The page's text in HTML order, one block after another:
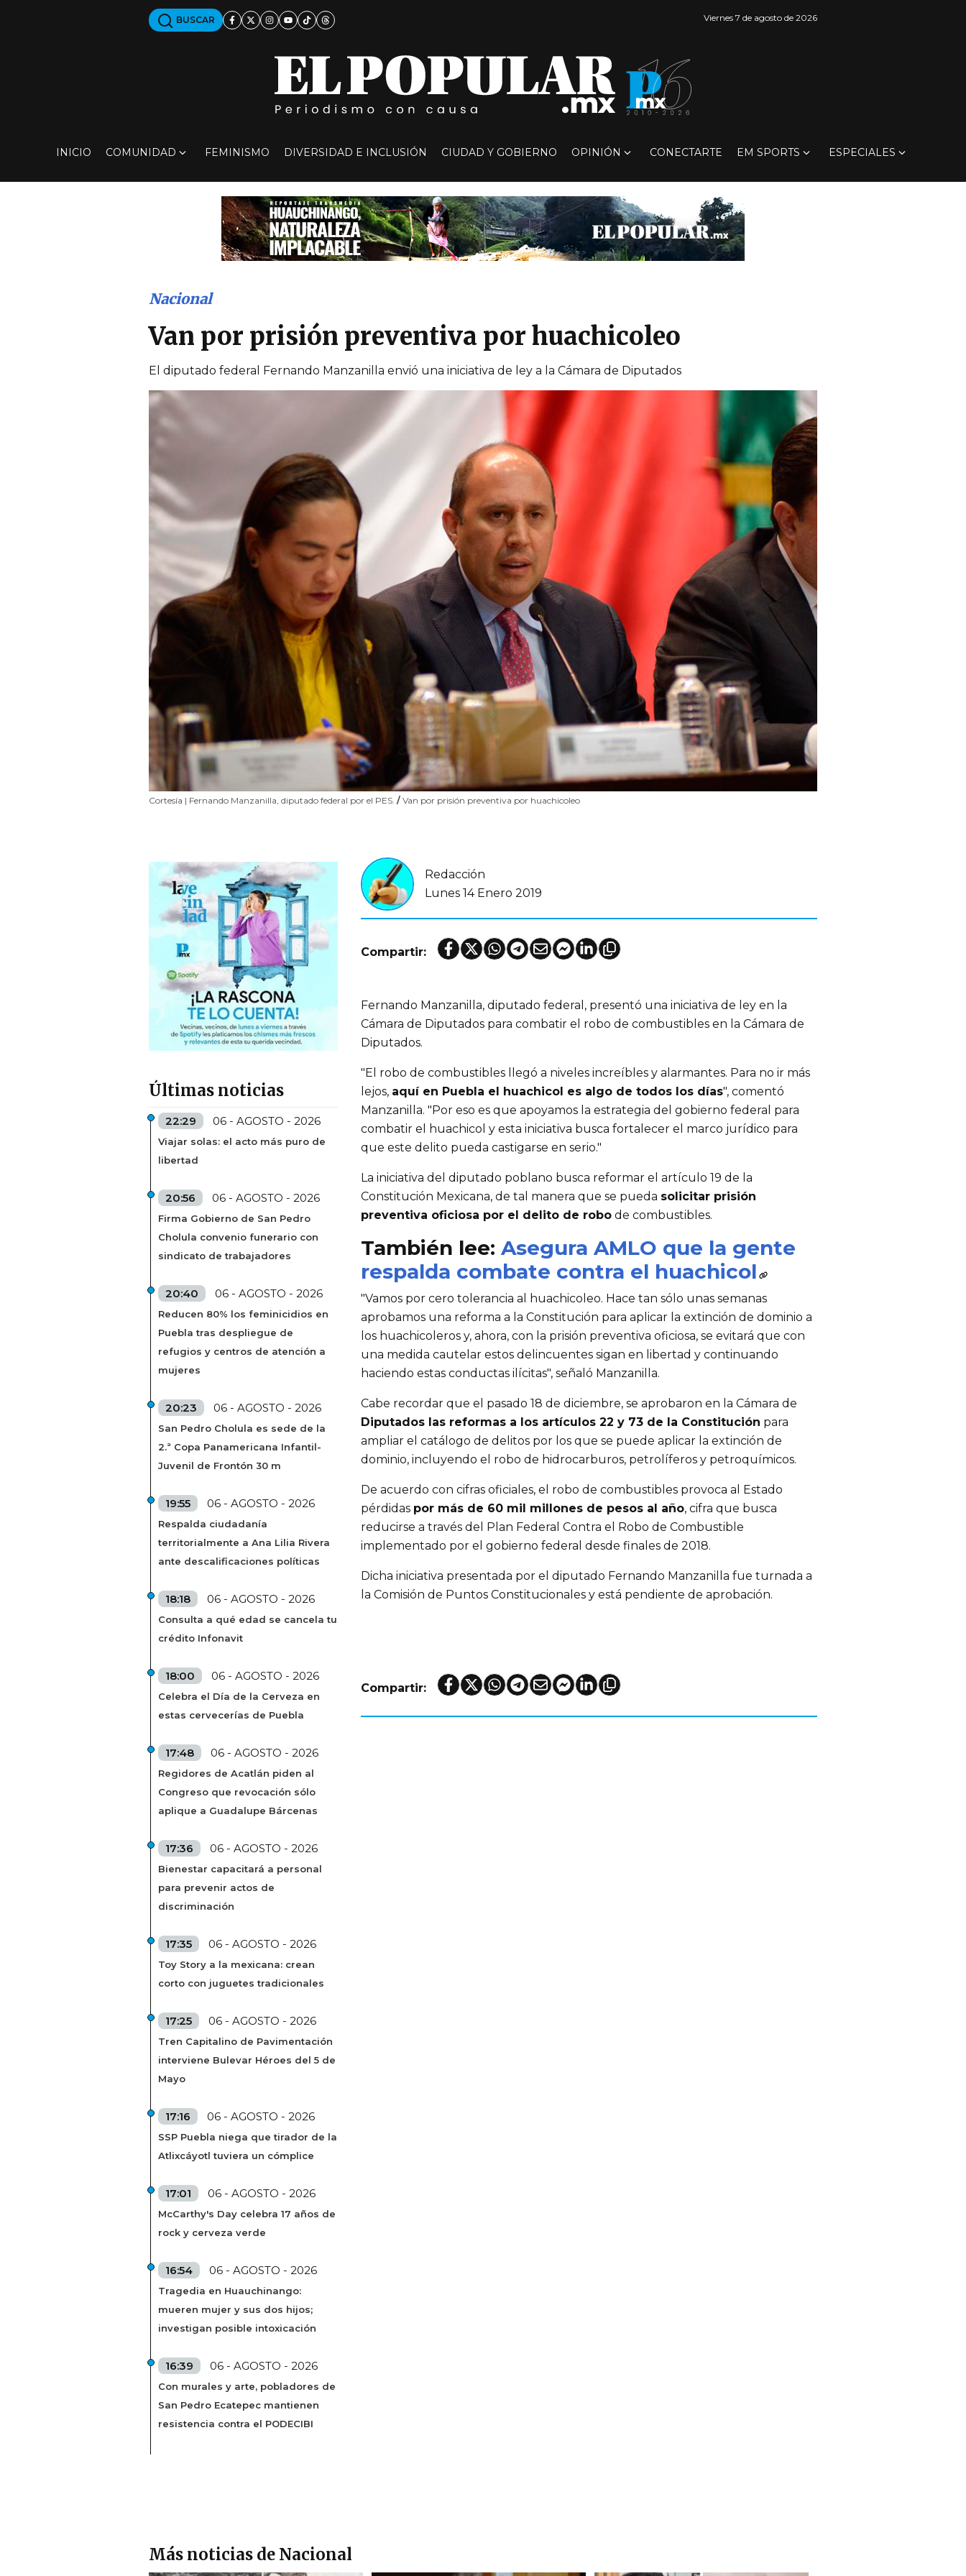
BUSCAR Viernes 7 de agosto de 2026
INICIO COMUNIDAD FEMINISMO DIVERSIDAD E INCLUSIÓN CIUDAD Y GOBIERNO OPINIÓN CONECTARTE EM SPORTS ESPECIALES
Cortesía | Fernando Manzanilla, diputado federal por el PES. / Van por prisión preventiva por huachicoleo
Nacional
Van por prisión preventiva por huachicoleo
El diputado federal Fernando Manzanilla envió una iniciativa de ley a la Cámara de Diputados
Últimas noticias
22:29 06 - AGOSTO - 2026
Viajar solas: el acto más puro de
libertad
20:56 06 - AGOSTO - 2026
Firma Gobierno de San Pedro
Cholula convenio funerario con
sindicato de trabajadores
20:40 06 - AGOSTO - 2026
Reducen 80% los feminicidios en
Puebla tras despliegue de
refugios y centros de atención a
mujeres
20:23 06 - AGOSTO - 2026
San Pedro Cholula es sede de la
2.ª Copa Panamericana Infantil-
Juvenil de Frontón 30 m
19:55 06 - AGOSTO - 2026
Respalda ciudadanía
territorialmente a Ana Lilia Rivera
ante descalificaciones políticas
18:18 06 - AGOSTO - 2026
Consulta a qué edad se cancela tu
crédito Infonavit
18:00 06 - AGOSTO - 2026
Celebra el Día de la Cerveza en
estas cervecerías de Puebla
17:48 06 - AGOSTO - 2026
Regidores de Acatlán piden al
Congreso que revocación sólo
aplique a Guadalupe Bárcenas
17:36 06 - AGOSTO - 2026
Bienestar capacitará a personal
para prevenir actos de
discriminación
17:35 06 - AGOSTO - 2026
Toy Story a la mexicana: crean
corto con juguetes tradicionales
17:25 06 - AGOSTO - 2026
Tren Capitalino de Pavimentación
interviene Bulevar Héroes del 5 de
Mayo
17:16 06 - AGOSTO - 2026
SSP Puebla niega que tirador de la
Atlixcáyotl tuviera un cómplice
17:01 06 - AGOSTO - 2026
McCarthy's Day celebra 17 años de
rock y cerveza verde
16:54 06 - AGOSTO - 2026
Tragedia en Huauchinango:
mueren mujer y sus dos hijos;
investigan posible intoxicación
16:39 06 - AGOSTO - 2026
Con murales y arte, pobladores de
San Pedro Ecatepec mantienen
resistencia contra el PODECIBI
Redacción
Lunes 14 Enero 2019
Compartir:
Fernando Manzanilla, diputado federal, presentó una iniciativa de ley en la
Cámara de Diputados para combatir el robo de combustibles en la Cámara de
Diputados.
"El robo de combustibles llegó a niveles increíbles y alarmantes. Para no ir más
lejos, aquí en Puebla el huachicol es algo de todos los días", comentó
Manzanilla. "Por eso es que apoyamos la estrategia del gobierno federal para
combatir el huachicol y esta iniciativa busca fortalecer el marco jurídico para
que este delito pueda castigarse en serio."
La iniciativa del diputado poblano busca reformar el artículo 19 de la
Constitución Mexicana, de tal manera que se pueda solicitar prisión
preventiva oficiosa por el delito de robo de combustibles.
También lee: Asegura AMLO que la gente
respalda combate contra el huachicol
"Vamos por cero tolerancia al huachicoleo. Hace tan sólo unas semanas
aprobamos una reforma a la Constitución para aplicar la extinción de dominio a
los huachicoleros y, ahora, con la prisión preventiva oficiosa, se evitará que con
una medida cautelar estos delincuentes sigan en libertad y continuando
haciendo estas conductas ilícitas", señaló Manzanilla.
Cabe recordar que el pasado 18 de diciembre, se aprobaron en la Cámara de
Diputados las reformas a los artículos 22 y 73 de la Constitución para
ampliar el catálogo de delitos por los que se puede aplicar la extinción de
dominio, incluyendo el robo de hidrocarburos, petrolíferos y petroquímicos.
De acuerdo con cifras oficiales, el robo de combustibles provoca al Estado
pérdidas por más de 60 mil millones de pesos al año, cifra que busca
reducirse a través del Plan Federal Contra el Robo de Combustible
implementado por el gobierno federal desde finales de 2018.
Dicha iniciativa presentada por el diputado Fernando Manzanilla fue turnada a
la Comisión de Puntos Constitucionales y está pendiente de aprobación.
Compartir:
Más noticias de Nacional